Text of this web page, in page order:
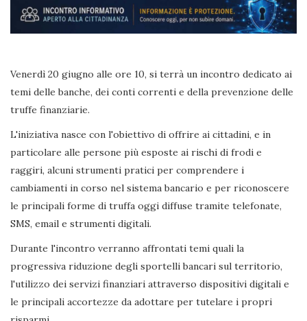
Venerdì 20 giugno alle ore 10, si terrà un incontro dedicato ai
temi delle banche, dei conti correnti e della prevenzione delle
truffe finanziarie.
L'iniziativa nasce con l'obiettivo di offrire ai cittadini, e in
particolare alle persone più esposte ai rischi di frodi e
raggiri, alcuni strumenti pratici per comprendere i
cambiamenti in corso nel sistema bancario e per riconoscere
le principali forme di truffa oggi diffuse tramite telefonate,
SMS, email e strumenti digitali.
Durante l'incontro verranno affrontati temi quali la
progressiva riduzione degli sportelli bancari sul territorio,
l'utilizzo dei servizi finanziari attraverso dispositivi digitali e
le principali accortezze da adottare per tutelare i propri